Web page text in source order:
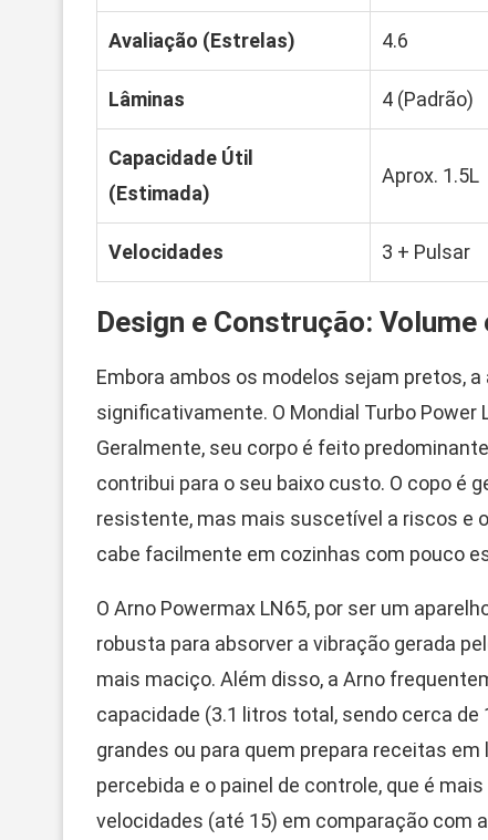
Avaliação (Estrelas) 4.6
Lâminas 4 (Padrão)
Capacidade Útil
(Estimada)
Aprox. 1.5L
Velocidades 3 + Pulsar
Design e Construção: Volume
Embora ambos os modelos sejam pretos,
significativamente. O Mondial Turbo
Geralmente, seu corpo é feito
contribui para o seu baixo custo. O copo é
resistente, mas mais suscetível a riscos e
cabe facilmente em cozinhas com pouco
O Arno Powermax LN65, por ser um
robusta para absorver a vibração gerada
mais maciço. Além disso, a Arno
capacidade (3.1 litros total, sendo cerca
grandes ou para quem prepara receitas
percebida e o painel de controle, que é
velocidades (até 15) em comparação com